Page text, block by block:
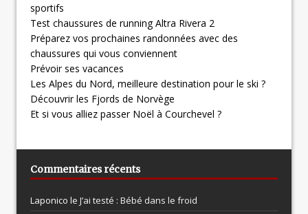
sportifs
Test chaussures de running Altra Rivera 2
Préparez vos prochaines randonnées avec des
chaussures qui vous conviennent
Prévoir ses vacances
Les Alpes du Nord, meilleure destination pour le ski ?
Découvrir les Fjords de Norvège
Et si vous alliez passer Noël à Courchevel ?
Commentaires récents
Laponico le J’ai testé : Bébé dans le froid